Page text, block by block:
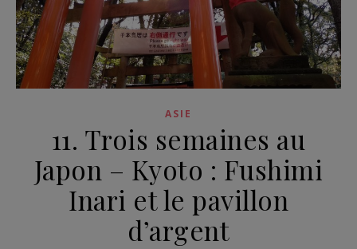
ASIE
11. Trois semaines au
Japon – Kyoto : Fushimi
Inari et le pavillon
d’argent